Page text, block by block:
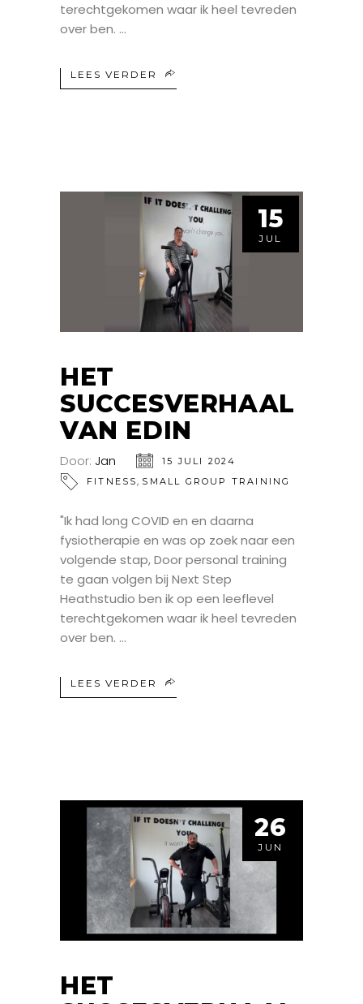
terechtgekomen waar ik heel tevreden
over ben.
LEES VERDER
15
JUL
HET
SUCCESVERHAAL
VAN EDIN
Door: Jan
15 JULI 2024
FITNESS, SMALL GROUP TRAINING
"Ik had long COVID en en daarna
fysiotherapie en was op zoek naar een
volgende stap, Door personal training
te gaan volgen bij Next Step
Heathstudio ben ik op een leeflevel
terechtgekomen waar ik heel tevreden
over ben.
LEES VERDER
26
JUN
HET